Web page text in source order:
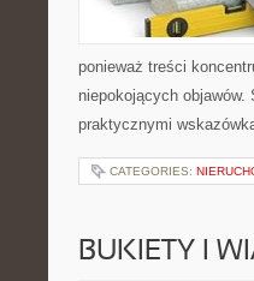
ponieważ treści
niepokojących
praktycznymi
CATEGORIES:
BUKIETY I